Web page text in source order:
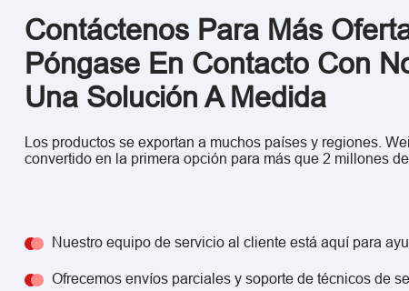
Contáctenos Para Más
Póngase En Contacto Con
Una Solución A Medida
Los productos se exportan a muchos países y regiones.
convertido en la primera opción para más que 2 millones
Nuestro equipo de servicio al cliente está aquí para
Ofrecemos envíos parciales y soporte de técnicos de